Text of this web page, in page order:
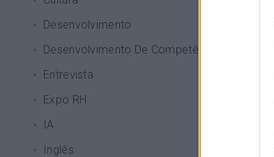
Desenvolvimento
Desenvolvimento De Competências
Entrevista
Expo RH
IA
Inglês